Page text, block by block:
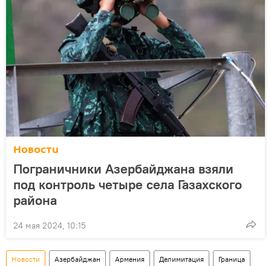
Новости
Пограничники Азербайджана взяли
под контроль четыре села Газахского
района
24 мая 2024, 10:15
Новости Азербайджан Армения Делимитация Граница